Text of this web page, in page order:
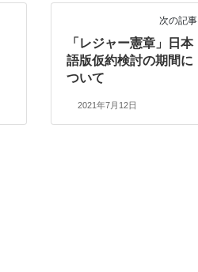
次の記事
「レジャー憲章」日本
語版仮約検討の期間に
ついて
2021年7月12日